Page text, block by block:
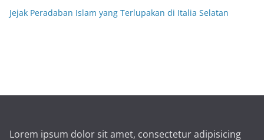
Jejak Peradaban Islam yang Terlupakan di Italia Selatan
Lorem ipsum dolor sit amet, consectetur adipisicing